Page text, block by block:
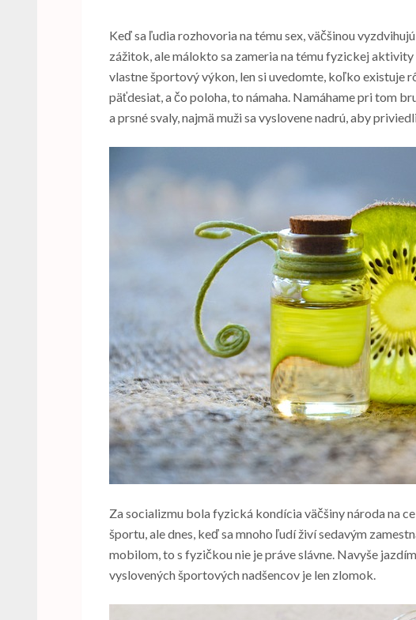
Keď sa ľudia rozhovoria na tému sex, väčšinou
zážitok, ale málokto sa zameria na tému fyzickej
vlastne športový výkon, len si uvedomte, koľko existuje
päťdesiat, a čo poloha, to námaha. Namáhame pri tom
a prsné svaly, najmä muži sa vyslovene nadrú, aby
Za socializmu bola fyzická kondícia väčšiny národa na
športu, ale dnes, keď sa mnoho ľudí živí sedavým
mobilom, to s fyzičkou nie je práve slávne. Navyše
vyslovených športových nadšencov je len zlomok.